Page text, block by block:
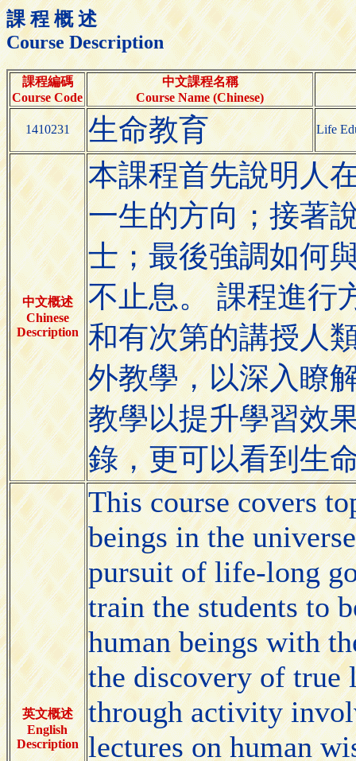
課 程 概 述
Course Description
課程編碼
Course Code
中文課程名稱
Course Name (Chinese)
1410231 生命教育 Life
中文概述
Chinese
Description
本課程首先說明人
一生的方向；接著
士；最後強調如何
不止息。 課程進行
和有次第的講授人
外教學，以深入瞭
教學以提升學習效
錄，更可以看到生
英文概述
English
Description
This course covers
beings in the
pursuit of life-long
train the students to
human beings with
the discovery of true
through activity
lectures on human